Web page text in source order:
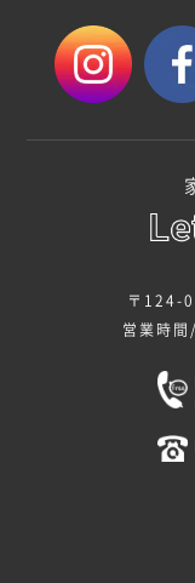
〒124-
営業時